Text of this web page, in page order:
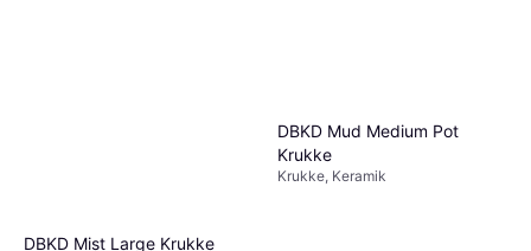
DBKD Mist Large Krukke
DBKD Mud Medium Pot
Krukke
Krukke, Keramik